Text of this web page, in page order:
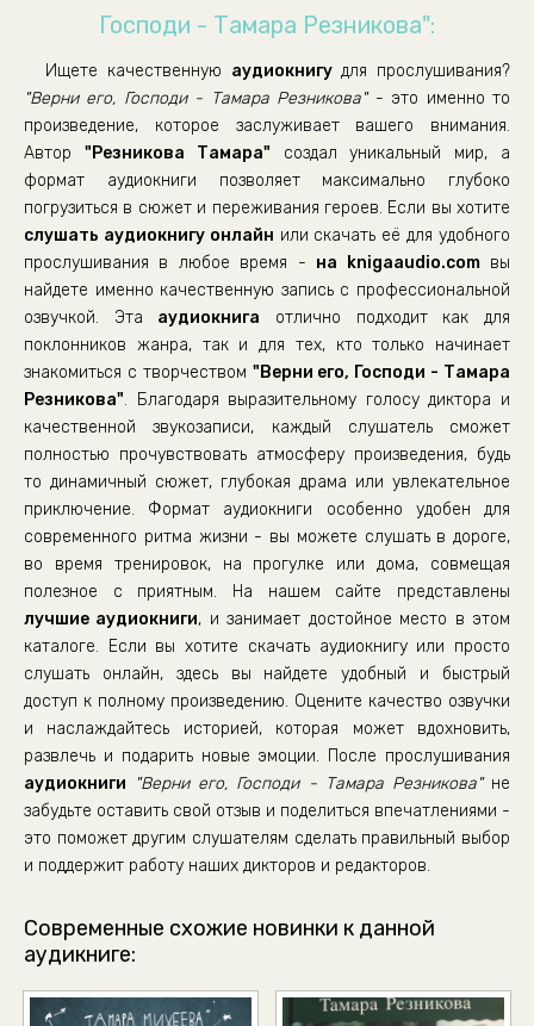
Господи - Тамара Резникова":
Ищете качественную аудиокнигудля прослушивания?
"Верни его, Господи - Тамара Резникова"- это именно то
произведение, которое заслуживает вашего внимания.
Автор "Резникова Тамара" создал уникальный мир, а
формат аудиокниги позволяет максимально глубоко
погрузиться в сюжет и переживания героев. Если вы хотите
слушать аудиокнигу онлайн или скачать её для удобного
прослушивания в любое время - на knigaaudio.comвы
найдете именно качественную запись с профессиональной
озвучкой. Эта аудиокнига отлично подходит как для
поклонников жанра, так и для тех, кто только начинает
знакомиться с творчеством "Верни его, Господи - Тамара
Резникова". Благодаря выразительному голосу диктора и
качественной звукозаписи, каждый слушатель сможет
полностью прочувствовать атмосферу произведения, будь
то динамичный сюжет, глубокая драма или увлекательное
приключение. Формат аудиокниги особенно удобен для
современного ритма жизни - вы можете слушать в дороге,
во время тренировок, на прогулке или дома, совмещая
полезное с приятным. На нашем сайте представлены
лучшие аудиокниги, и занимает достойное место в этом
каталоге. Если вы хотите скачать аудиокнигу или просто
слушать онлайн, здесь вы найдете удобный и быстрый
доступ к полному произведению. Оцените качество озвучки
и наслаждайтесь историей, которая может вдохновить,
развлечь и подарить новые эмоции. После прослушивания
аудиокниги
"Верни его, Господи - Тамара Резникова"не
забудьте оставить свой отзыв и поделиться впечатлениями -
это поможет другим слушателям сделать правильный выбор
и поддержит работу наших дикторов и редакторов.
Современные схожие новинки к данной
аудикниге: